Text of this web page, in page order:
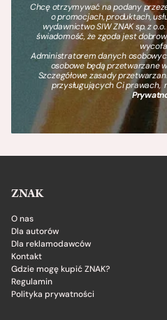
Chcę otrzymywać na podany
o promocjach, produktach,
wydawnictwo SIW ZNAK sp. z
świadomość, że zgoda jest
Administratorem danych
osobowe będą przetwarzane
Szczegółowe zasady
przysługujących Ci prawach,
ZNAK
O nas
Dla autorów
Dla reklamodawców
Kontakt
Gdzie mogę kupić ZNAK?
Regulamin
Polityka prywatności